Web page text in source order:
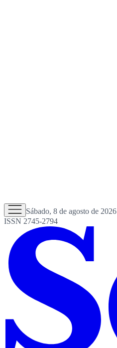
Sábado, 8 de agosto de 2026
ISSN 2745-2794